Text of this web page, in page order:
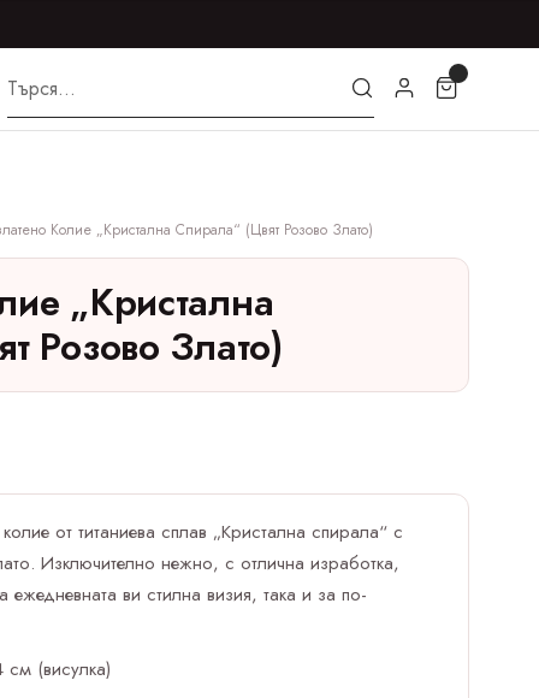
Колие „Кристална Спирала“ (цвят Розово Злато)
„Кристална
Розово Злато)
от титаниева сплав „Кристална спирала“ с
Изключително нежно, с отлична изработка,
ежедневната ви стилна визия, така и за по-
(висулка)